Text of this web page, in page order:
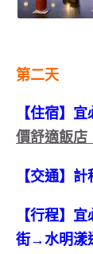
第二天
【住宿】
價舒適飯店
【交通】
【行程】
街→水明漾